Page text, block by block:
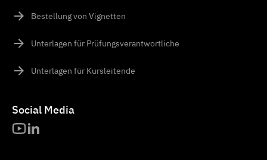
Bestellung von Vignetten
Unterlagen für Prüfungsverantwortliche
Unterlagen für Kursleitende
Social Media